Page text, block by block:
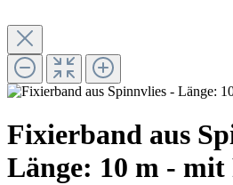
Fixierband aus
Länge: 10 m - mit